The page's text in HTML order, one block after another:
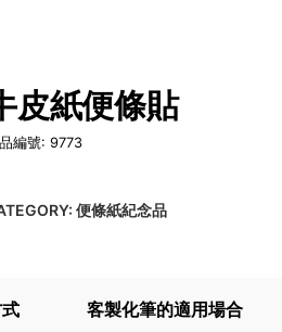
皮紙便條貼
編號: 9773
便條紙紀念品
客製化筆的適用場合